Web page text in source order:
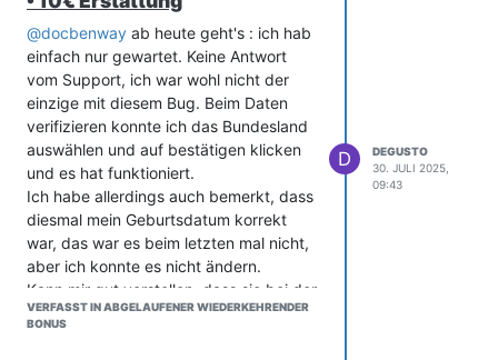
@docbenway ab heute geht's : ich hab
einfach nur gewartet. Keine Antwort
vom Support, ich war wohl nicht der
einzige mit diesem Bug. Beim Daten
verifizieren konnte ich das Bundesland
auswählen und auf bestätigen klicken
und es hat funktioniert.
Ich habe allerdings auch bemerkt, dass
diesmal mein Geburtsdatum korrekt
war, das war es beim letzten mal nicht,
aber ich konnte es nicht ändern.
Kann mir gut vorstellen, dass sie bei der
datenanzeige was mit meinen Daten
VERFASST IN ABGELAUFENER WIEDERKEHRENDER
BONUS
D
DEGUSTO
30. JULI 2025,
09:43